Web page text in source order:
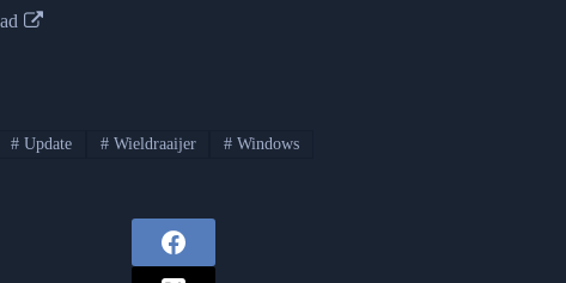
#Update #Wieldraaijer # Windows